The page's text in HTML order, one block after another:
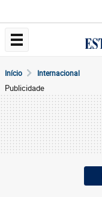
Início Internacional
Publicidade